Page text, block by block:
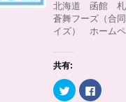
で
開
き
ま
で
共
有
(
ウ
ン
ド
ウ
に
は
ク
リ
だ
さ
い
北海道 函館
蒼舞フーズ（合
イズ） ホー
共有:
ク
リ
F
a